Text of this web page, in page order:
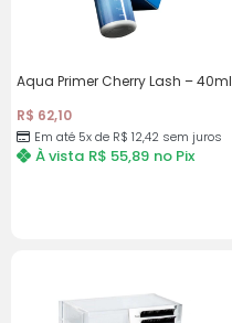
8x deR$
Aqua Primer Cherry Lash – 40ml
R$ 62,10
Em até 5x de R$ 12,42 sem juros
À vista R$ 55,89 no Pix